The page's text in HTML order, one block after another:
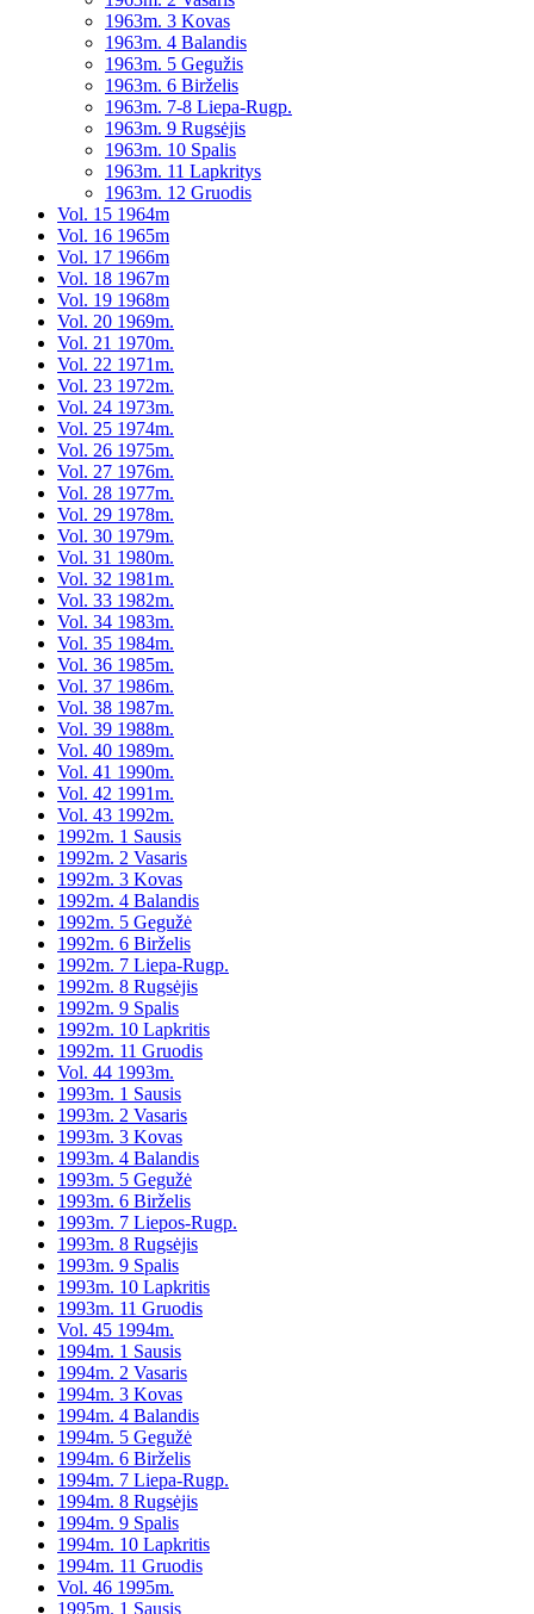
1963m. 3 Kovas
1963m. 4 Balandis
1963m. 5 Gegužis
1963m. 6 Birželis
1963m. 7-8 Liepa-Rugp.
1963m. 9 Rugsėjis
1963m. 10 Spalis
1963m. 11 Lapkritys
1963m. 12 Gruodis
Vol. 15 1964m
Vol. 16 1965m
Vol. 17 1966m
Vol. 18 1967m
Vol. 19 1968m
Vol. 20 1969m.
Vol. 21 1970m.
Vol. 22 1971m.
Vol. 23 1972m.
Vol. 24 1973m.
Vol. 25 1974m.
Vol. 26 1975m.
Vol. 27 1976m.
Vol. 28 1977m.
Vol. 29 1978m.
Vol. 30 1979m.
Vol. 31 1980m.
Vol. 32 1981m.
Vol. 33 1982m.
Vol. 34 1983m.
Vol. 35 1984m.
Vol. 36 1985m.
Vol. 37 1986m.
Vol. 38 1987m.
Vol. 39 1988m.
Vol. 40 1989m.
Vol. 41 1990m.
Vol. 42 1991m.
Vol. 43 1992m.
1992m. 1 Sausis
1992m. 2 Vasaris
1992m. 3 Kovas
1992m. 4 Balandis
1992m. 5 Gegužė
1992m. 6 Birželis
1992m. 7 Liepa-Rugp.
1992m. 8 Rugsėjis
1992m. 9 Spalis
1992m. 10 Lapkritis
1992m. 11 Gruodis
Vol. 44 1993m.
1993m. 1 Sausis
1993m. 2 Vasaris
1993m. 3 Kovas
1993m. 4 Balandis
1993m. 5 Gegužė
1993m. 6 Birželis
1993m. 7 Liepos-Rugp.
1993m. 8 Rugsėjis
1993m. 9 Spalis
1993m. 10 Lapkritis
1993m. 11 Gruodis
Vol. 45 1994m.
1994m. 1 Sausis
1994m. 2 Vasaris
1994m. 3 Kovas
1994m. 4 Balandis
1994m. 5 Gegužė
1994m. 6 Birželis
1994m. 7 Liepa-Rugp.
1994m. 8 Rugsėjis
1994m. 9 Spalis
1994m. 10 Lapkritis
1994m. 11 Gruodis
Vol. 46 1995m.
1995m. 1 Sausis